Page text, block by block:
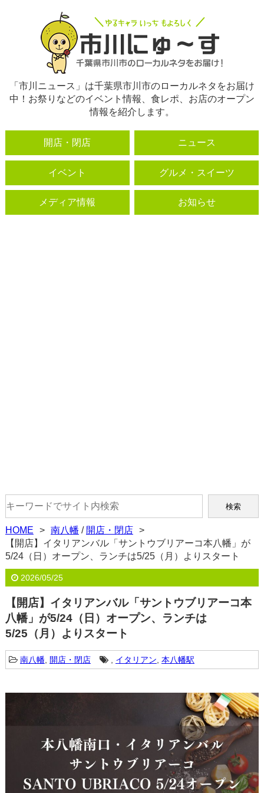
「市川ニュース」は千葉県市川市のローカルネタをお届け
中！お祭りなどのイベント情報、食レポ、お店のオープン
情報を紹介します。
開店・閉店 ニュース
イベント グルメ・スイーツ
メディア情報 お知らせ
HOME 南八幡 / 開店・閉店
【開店】イタリアンバル「サントウブリアーコ本八幡」が
5/24（日）オープン、ランチは5/25（月）よりスタート
2026/05/25
【開店】イタリアンバル「サントウブリアーコ本
八幡」が5/24（日）オープン、ランチは
5/25（月）よりスタート
南八幡, 開店・閉店 , イタリアン 本八幡駅